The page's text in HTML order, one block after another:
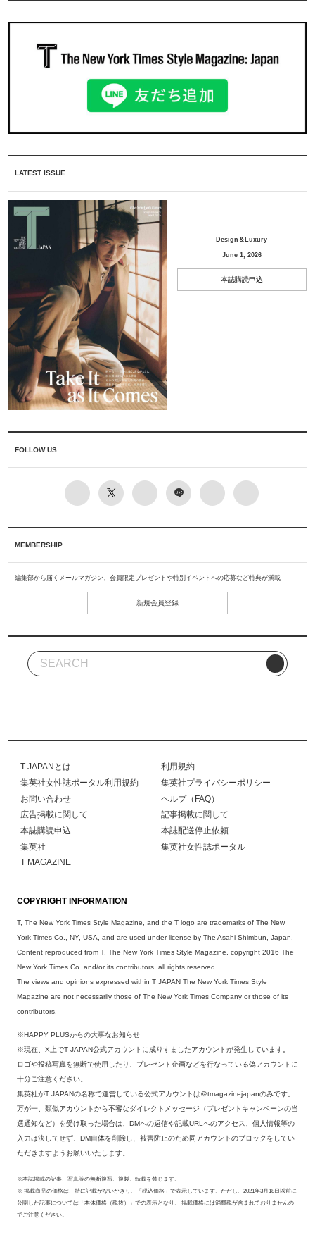
LATEST ISSUE
Design＆Luxury
June 1, 2026
本誌購読申込
FOLLOW US
MEMBERSHIP
編集部から届くメールマガジン、会員限定プレゼントや特別イベントへの応募など特典が満載
新規会員登録
T JAPANとは
利用規約
集英社女性誌ポータル利用規約
集英社プライバシーポリシー
お問い合わせ
ヘルプ（FAQ）
広告掲載に関して
記事掲載に関して
本誌購読申込
本誌配送停止依頼
集英社
集英社女性誌ポータル
T MAGAZINE
COPYRIGHT INFORMATION
T, The New York Times Style Magazine, and the T logo are trademarks of The New
York Times Co., NY, USA, and are used under license by The Asahi Shimbun, Japan.
Content reproduced from T, The New York Times Style Magazine, copyright 2016 The
New York Times Co. and/or its contributors, all rights reserved.
The views and opinions expressed within T JAPAN The New York Times Style
Magazine are not necessarily those of The New York Times Company or those of its
contributors.
※HAPPY PLUSからの大事なお知らせ
※現在、X上でT JAPAN公式アカウントに成りすましたアカウントが発生しています。
ロゴや投稿写真を無断で使用したり、プレゼント企画などを行なっている偽アカウントに
十分ご注意ください。
集英社がT JAPANの名称で運営している公式アカウントは＠tmagazinejapanのみです。
万が一、類似アカウントから不審なダイレクトメッセージ（プレゼントキャンペーンの当
選通知など）を受け取った場合は、DMへの返信や記載URLへのアクセス、個人情報等の
入力は決してせず、DM自体を削除し、被害防止のため同アカウントのブロックをしてい
ただきますようお願いいたします。
※本誌掲載の記事、写真等の無断複写、複製、転載を禁じます。
※ 掲載商品の価格は、特に記載がないかぎり、「税込価格」で表示しています。ただし、2021年3月18日以前に
公開した記事については「本体価格（税抜）」での表示となり、 掲載価格には消費税が含まれておりませんの
でご注意ください。